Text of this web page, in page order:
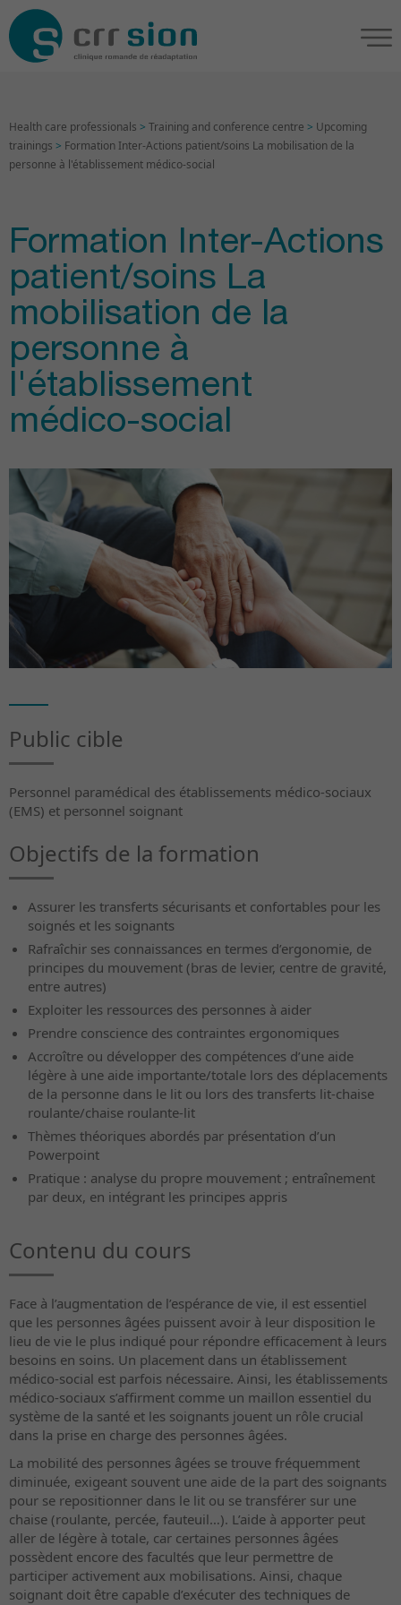
Health care professionals > Training and conference centre > Upcoming
trainings > Formation Inter-Actions patient/soins La mobilisation de la
personne à l'établissement médico-social
Formation Inter-Actions
patient/soins La
mobilisation de la
personne à
l'établissement
médico-social
Public cible
Personnel paramédical des établissements médico-sociaux
(EMS) et personnel soignant
Objectifs de la formation
Assurer les transferts sécurisants et confortables pour les
soignés et les soignants
Rafraîchir ses connaissances en termes d’ergonomie, de
principes du mouvement (bras de levier, centre de gravité,
entre autres)
Exploiter les ressources des personnes à aider
Prendre conscience des contraintes ergonomiques
Accroître ou développer des compétences d’une aide
légère à une aide importante/totale lors des déplacements
de la personne dans le lit ou lors des transferts lit-chaise
roulante/chaise roulante-lit
Thèmes théoriques abordés par présentation d’un
Powerpoint
Pratique : analyse du propre mouvement ; entraînement
par deux, en intégrant les principes appris
Contenu du cours
Face à l’augmentation de l’espérance de vie, il est essentiel
que les personnes âgées puissent avoir à leur disposition le
lieu de vie le plus indiqué pour répondre efficacement à leurs
besoins en soins. Un placement dans un établissement
médico-social est parfois nécessaire. Ainsi, les établissements
médico-sociaux s’affirment comme un maillon essentiel du
système de la santé et les soignants jouent un rôle crucial
dans la prise en charge des personnes âgées.
La mobilité des personnes âgées se trouve fréquemment
diminuée, exigeant souvent une aide de la part des soignants
pour se repositionner dans le lit ou se transférer sur une
chaise (roulante, percée, fauteuil…). L’aide à apporter peut
aller de légère à totale, car certaines personnes âgées
possèdent encore des facultés que leur permettre de
participer activement aux mobilisations. Ainsi, chaque
soignant doit être capable d’exécuter des techniques de